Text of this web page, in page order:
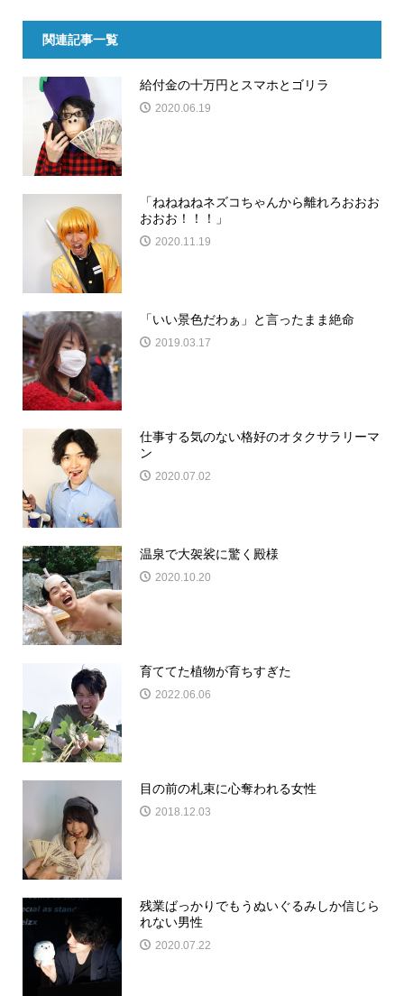
関連記事一覧
給付金の十万円とスマホとゴリラ
2020.06.19
「ねねねねネズコちゃんから離れろおおお
おおお！！！」
2020.11.19
「いい景色だわぁ」と言ったまま絶命
2019.03.17
仕事する気のない格好のオタクサラリーマ
ン
2020.07.02
温泉で大袈裟に驚く殿様
2020.10.20
育ててた植物が育ちすぎた
2022.06.06
目の前の札束に心奪われる女性
2018.12.03
残業ばっかりでもうぬいぐるみしか信じら
れない男性
2020.07.22